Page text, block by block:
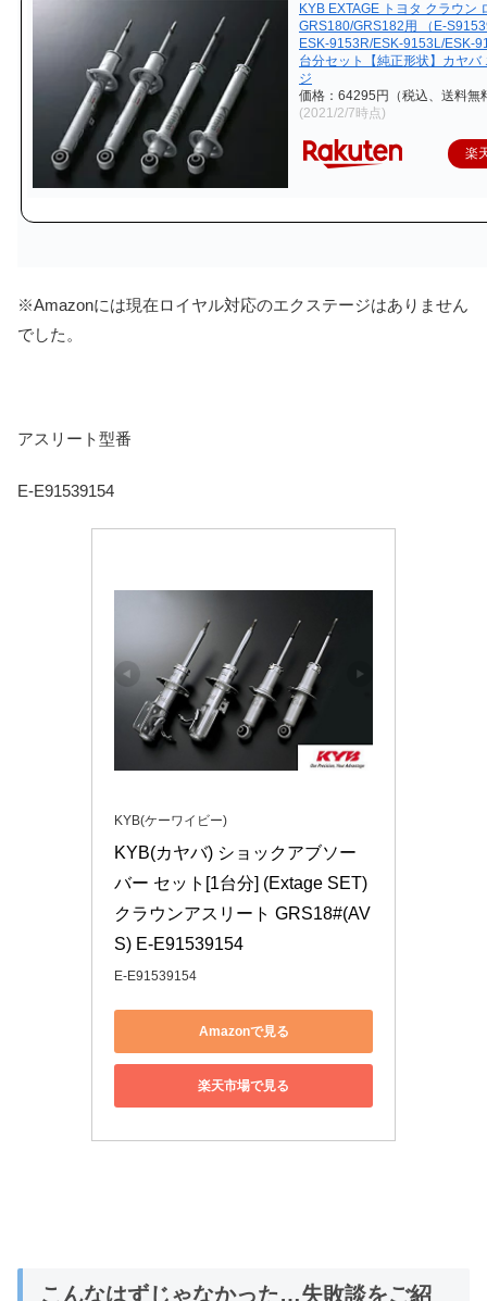
KYB EXTAGE トヨタ クラウン
GRS180/GRS182用 （E-
ESK-9153R/ESK-9153L/ESK-
台分セット【純正形状】カヤバ
ジ
価格：64295円（税込、送料無
(2021/2/7時点)
楽
※Amazonには現在ロイヤル対応のエクステージはありません
でした。
アスリート型番
E-E91539154
KYB(ケーワイビー)
KYB(カヤバ) ショックアブソー
バー セット[1台分] (Extage SET)
クラウンアスリート GRS18#(AV
S) E-E91539154
E-E91539154
Amazonで見る
楽天市場で見る
こんなはずじゃなかった…失敗談をご紹